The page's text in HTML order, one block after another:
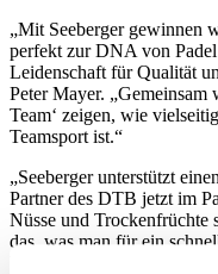
„Mit Seeberger gewinnen
perfekt zur DNA von
Leidenschaft für Qualität
Peter Mayer.
Team‘ zeigen, wie
Teamsport ist.“
„Seeberger unterstützt
Partner des DTB jetzt im
Nüsse und Trockenfrüchte
das, was man für ein
braucht“, so Pia Geißler,